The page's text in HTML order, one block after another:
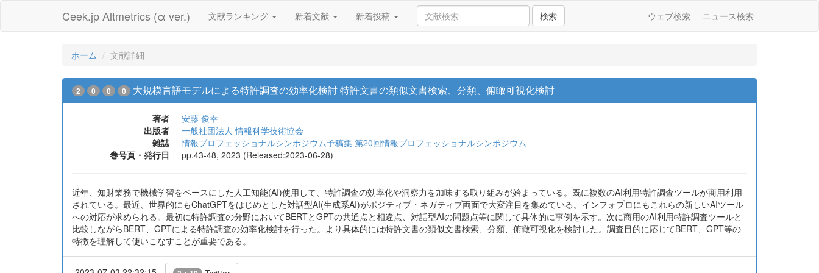
Ceek.jp Altmetrics (α ver.) 文献ランキング 新着文献 新着投稿 検索 ウェブ検索 ニュース検索
ホーム 文献詳細
2 0 0 0 大規模言語モデルによる特許調査の効率化検討 特許文書の類似文書検索、分類、俯瞰可視化検討
著者
安藤 俊幸
出版者
一般社団法人 情報科学技術協会
雑誌
情報プロフェッショナルシンポジウム予稿集 第20回情報プロフェッショナルシンポジウム
巻号頁・発行日
pp.43-48, 2023 (Released:2023-06-28)
近年、知財業務で機械学習をベースにした人工知能(AI)使用して、特許調査の効率化や洞察力を加味する取り組みが始まっている。既に複数のAI利用特許調査ツールが商用利用
されている。最近、世界的にもChatGPTをはじめとした対話型AI(生成系AI)がポジティブ・ネガティブ両面で大変注目を集めている。インフォプロにもこれらの新しいAIツール
への対応が求められる。最初に特許調査の分野においてBERTとGPTの共通点と相違点、対話型AIの問題点等に関して具体的に事例を示す。次に商用のAI利用特許調査ツールと
比較しながらBERT、GPTによる特許調査の効率化検討を行った。より具体的には特許文書の類似文書検索、分類、俯瞰可視化を検討した。調査目的に応じてBERT、GPT等の
特徴を理解して使いこなすことが重要である。